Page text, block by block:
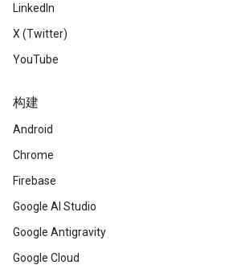
LinkedIn
X (Twitter)
YouTube
构建
Android
Chrome
Firebase
Google AI Studio
Google Antigravity
Google Cloud